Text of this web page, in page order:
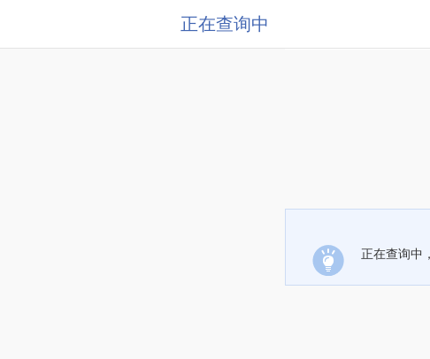
正在查询中
正在查询中